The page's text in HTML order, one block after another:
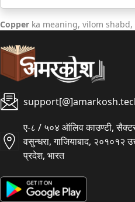
Copper ka meaning, vilom
ए-८ / ५०४ ऑलिव काउण्टी,
वसुन्धरा, गाजियाबाद, २०१०१२
प्रदेश, भारत